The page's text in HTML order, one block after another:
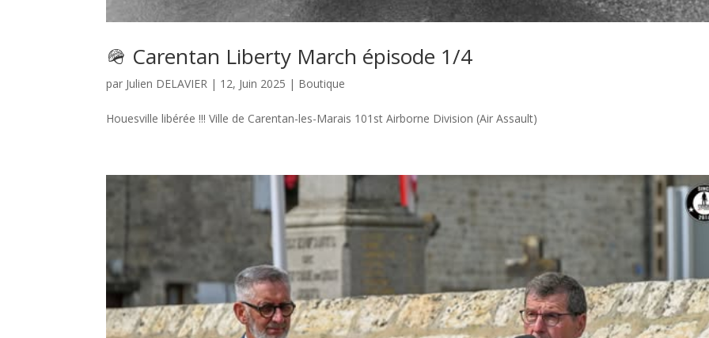
🪖 Carentan Liberty March épisode 1/4
par Julien DELAVIER | 12, Juin 2025 | Boutique
Houesville libérée !!! Ville de Carentan-les-Marais 101st Airborne Division (Air Assault)